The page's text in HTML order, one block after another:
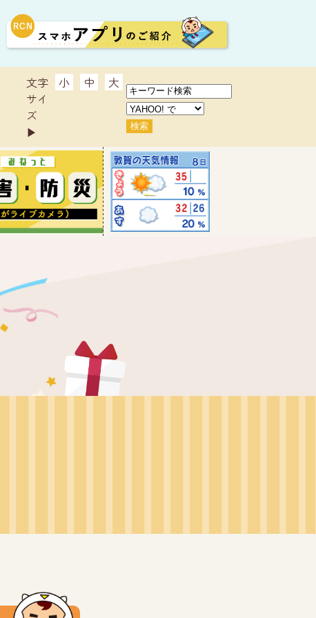
文字
サイ
ズ
▶︎
小 中 大